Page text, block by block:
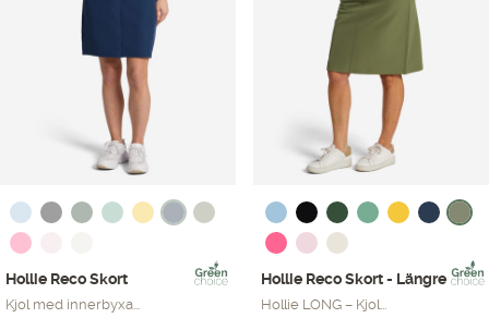
Hollie Reco Skort
Kjol med innerbyxa...
Hollie Reco Skort - Längre
Hollie LONG – Kjol...